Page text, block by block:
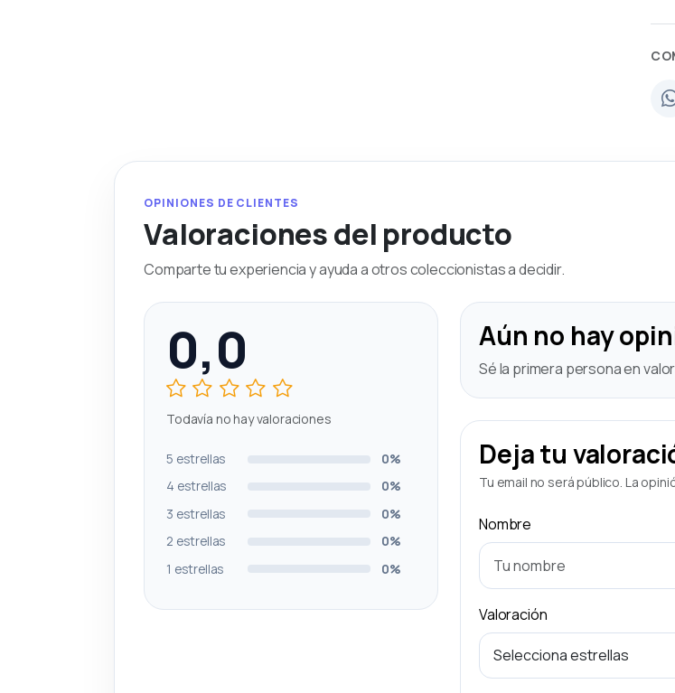
OPINIONES DE CLIENTES
Valoraciones del producto
Comparte tu experiencia y ayuda a otros coleccionistas a decidir.
0,0
Todavía no hay valoraciones
5 estrellas
0%
4 estrellas
0%
3 estrellas
0%
2 estrellas
0%
1 estrellas
0%
Aún no hay
Sé la primera persona en
Deja tu
Tu email no será público. La
Nombre
Valoración